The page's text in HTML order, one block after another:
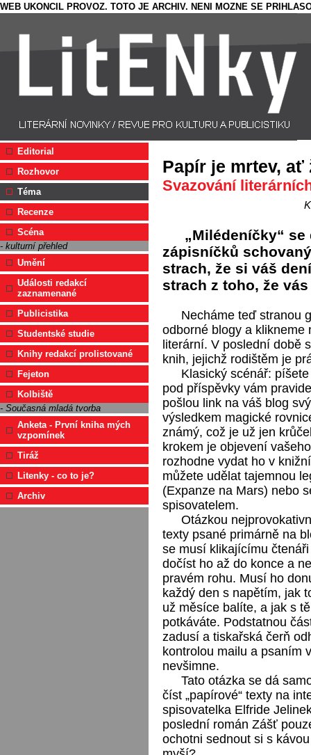
WEB UKONCIL PROVOZ. TOTO JE ARCHIV. NENI MOZNE SE
Editorial
Rozhovor
Téma
Recenze
Scéna
- kulturní přehled
Umění
Události redakcí
zaznamenané
Publicistika
Studentské studie
Knihy redakcí prolistované
Fejeton
Kolbiště
- Současná mladá tvorba
Anketa - První kniha mých
vzpomínek
Tiráž
Litenky - co to je?
Archiv
Papír je mrtev, ať
Svazování
„Milédeníčky“
zápisníčků
strach, že si váš
strach z toho, že
Necháme teď stranou
odborné blogy a klikneme
literární. V poslední době
knih, jejichž rodištěm je
Klasický scénář:
pod příspěvky vám
pošlou link na váš blog
výsledkem magické
známý, což je už jen
krokem je objevení
rozhodne vydat ho v
můžete udělat tajemnou
(Expanze na Mars) nebo
spisovatelem.
Otázkou
texty psané primárně na
se musí klikajícímu
dočíst ho až do konce a
pravém rohu. Musí ho
každý den s napětím, jak
už měsíce balíte, a jak s
potkáváte. Podstatnou
zadusí a tiskařská čerň
kontrolou mailu a psaním
nevšimne.
Tato otázka se dá
číst „papírové“ texty na
spisovatelka Elfride
poslední román Zášť
ochotni sednout si s